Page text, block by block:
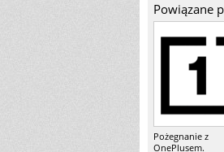
Powiązane
Pożegnanie z
OnePlusem.